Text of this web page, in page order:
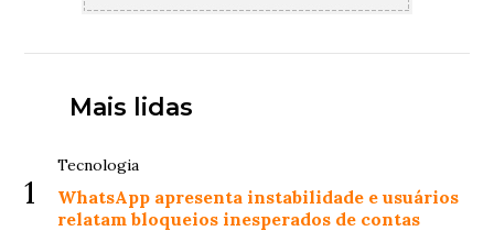
Mais lidas
1
Tecnologia
WhatsApp apresenta instabilidade e usuários
relatam bloqueios inesperados de contas